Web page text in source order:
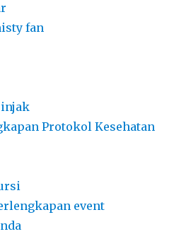
fan
injak
Protokol Kesehatan
event